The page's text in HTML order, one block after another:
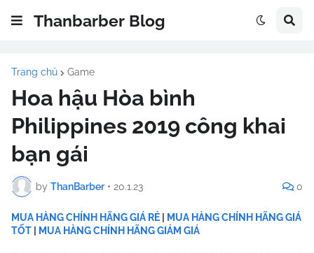
Thanbarber Blog
Trang chủ Game
Hoa hậu Hòa bình
Philippines 2019 công khai
bạn gái
by ThanBarber • 20.1.23 0
MUA HÀNG CHÍNH HÃNG GIÁ RẺ
MUA HÀNG CHÍNH HÃNG GIÁ
TỐT
MUA HÀNG CHÍNH HÃNG GIẢM GIÁ